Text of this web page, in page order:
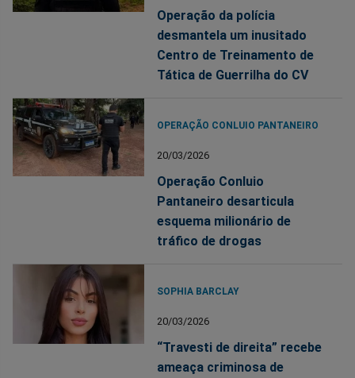
Operação da polícia
desmantela um inusitado
Centro de Treinamento de
Tática de Guerrilha do CV
OPERAÇÃO CONLUIO PANTANEIRO
20/03/2026
Operação Conluio
Pantaneiro desarticula
esquema milionário de
tráfico de drogas
SOPHIA BARCLAY
20/03/2026
“Travesti de direita” recebe
ameaça criminosa de